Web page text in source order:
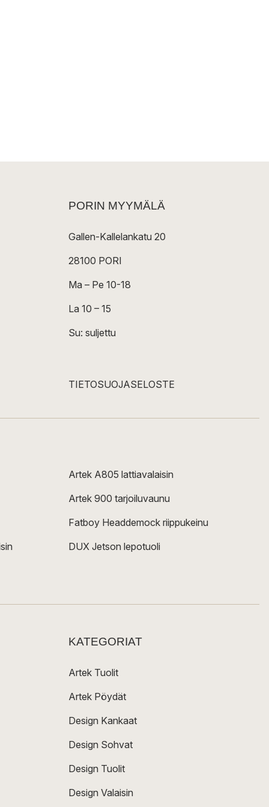
PORIN MYYMÄLÄ
Gallen-Kallelankatu 20
28100 PORI
Ma – Pe 10-18
La 10 – 15
Su: suljettu
TIETOSUOJASELOSTE
Artek A805 lattiavalaisin
Artek 900 tarjoiluvaunu
Fatboy Headdemock riippukeinu
DUX Jetson lepotuoli
KATEGORIAT
Artek Tuolit
Artek Pöydät
Design Kankaat
Design Sohvat
Design Tuolit
Design Valaisin